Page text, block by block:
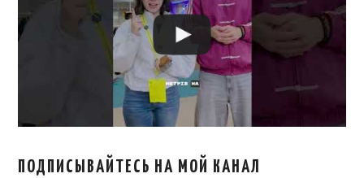
ПОДПИСЫВАЙТЕСЬ НА МОЙ КАНАЛ